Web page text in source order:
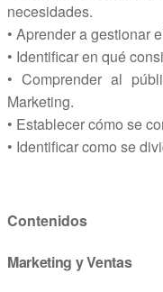
necesidades.
• Aprender a gestionar
• Identificar en qué
• Comprender al
Marketing.
• Establecer cómo se
• Identificar como se
Contenidos
Marketing y Ventas